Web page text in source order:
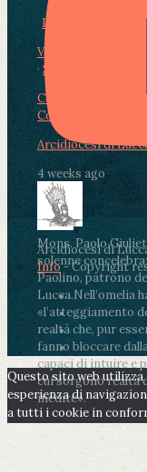
Photo
View on Facebook
· Share
Condividi su
Condividi su
Arcidiocesi di
4 weeks ago
Mons. Paolo
solenne
Paolino, patrono
Lucca.Nell’omelia
«l’atteggiamento
realtà che, pur
fanno bloccare
capaci di intuire e
cui sorgono realtà
inedite».
Arcidiocesi di
Info- Copyright
Questo sito web
esperienza di
a tutti i cookie in